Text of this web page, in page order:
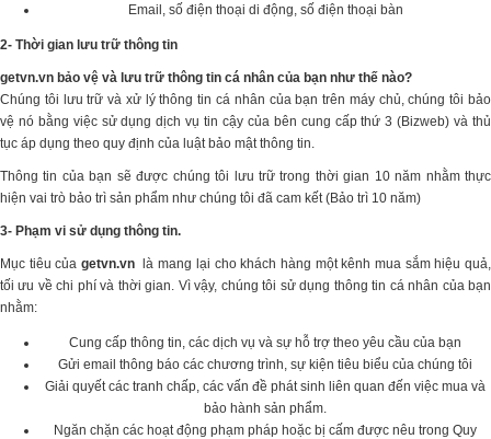
Email, số điện thoại di động, số điện thoại bàn
2- Thời gian lưu trữ thông tin
getvn.vn bảo vệ và lưu trữ thông tin cá nhân của bạn như thế nào?
Chúng tôi lưu trữ và xử lý thông tin cá nhân của bạn trên máy chủ, chúng tôi bảo
vệ nó bằng việc sử dụng dịch vụ tin cậy của bên cung cấp thứ 3 (Bizweb) và thủ
tục áp dụng theo quy định của luật bảo mật thông tin.
Thông tin của bạn sẽ được chúng tôi lưu trữ trong thời gian 10 năm nhằm thực
hiện vai trò bảo trì sản phẩm như chúng tôi đã cam kết (Bảo trì 10 năm)
3- Phạm vi sử dụng thông tin.
Mục tiêu của getvn.vn
là mang lại cho khách hàng một kênh mua sắm hiệu quả,
tối ưu về chi phí và thời gian. Vì vậy, chúng tôi sử dụng thông tin cá nhân của bạn
nhằm:
Cung cấp thông tin, các dịch vụ và sự hỗ trợ theo yêu cầu của bạn
Gửi email thông báo các chương trình, sự kiện tiêu biểu của chúng tôi
Giải quyết các tranh chấp, các vấn đề phát sinh liên quan đến việc mua và
bảo hành sản phẩm.
Ngăn chặn các hoạt động phạm pháp hoặc bị cấm được nêu trong Quy